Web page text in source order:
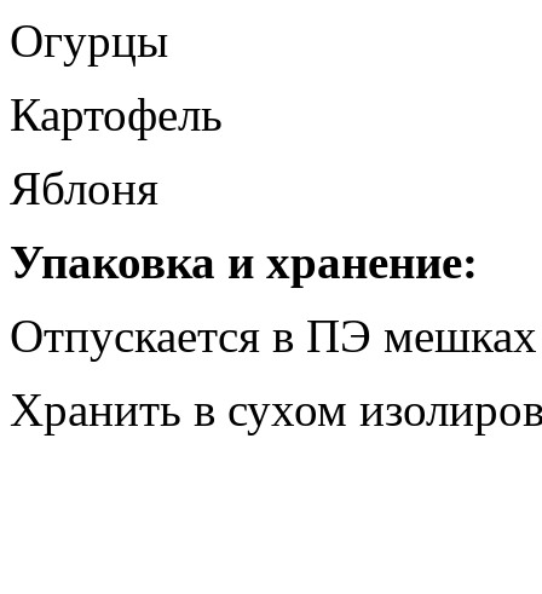
Огурцы
Картофель
Яблоня
Упаковка и хранение:
Отпускается в ПЭ
Хранить в сухом